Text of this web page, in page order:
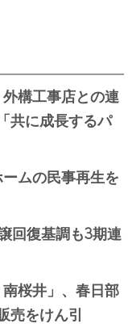
構工事店との連
共に成長するパ
ムの民事再生を
回復基調も3期連
桜井」、春日部
売をけん引